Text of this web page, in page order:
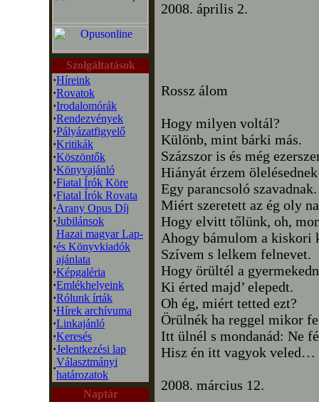
Szolgáltatások
·Híreink
·Rovatok
·Irodalomórák
·Rendezvények
·Pályázatfigyelő
·Kritikák
·Köszöntők
·Könyvajánló
·Fiatal Írók Köre
·Fiatal Írók Rovata
·Arany Opus Díj
·Jubilánsok
·
Hazai magyar Lap-
és Könyvkiadók
ajánlata
·Képgaléria
·Emlékhelyeink
·Rólunk írták
·Hírek archívuma
·Linkajánló
·Keresés
·Jelentkezési lap
·
Választmányi
határozatok
Naptár
2008. április 2.
Rossz álom
Hogy milyen voltál?
Különb, mint bárki más.
Százszor is és még
Hiányát érzem ölelésednek
Egy parancsoló szavadnak.
Miért szeretett az ég oly
Hogy elvitt tőlünk, oh,
Ahogy bámulom a kiskori
Szívem s lelkem felnevet.
Hogy örültél a
Ki érted majd’ elepedt.
Oh ég, miért tetted ezt?
Örülnék ha reggel mikor
Itt ülnél s mondanád: Ne
Hisz én itt vagyok veled…
2008. március 12.